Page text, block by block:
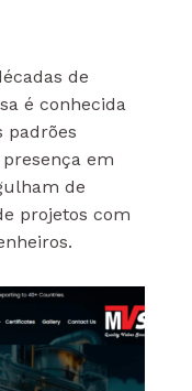
de
é conhecida
padrões
em
de
projetos com